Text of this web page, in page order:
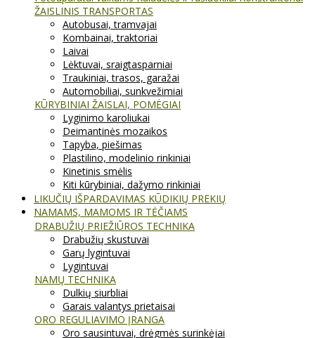
ŽAISLINIS TRANSPORTAS
Autobusai, tramvajai
Kombainai, traktoriai
Laivai
Lėktuvai, sraigtasparniai
Traukiniai, trasos, garažai
Automobiliai, sunkvežimiai
KŪRYBINIAI ŽAISLAI, POMĖGIAI
Lyginimo karoliukai
Deimantinės mozaikos
Tapyba, piešimas
Plastilino, modelinio rinkiniai
Kinetinis smėlis
Kiti kūrybiniai, dažymo rinkiniai
LIKUČIŲ IŠPARDAVIMAS KŪDIKIŲ PREKIŲ
NAMAMS, MAMOMS IR TĖČIAMS
DRABUŽIŲ PRIEŽIŪROS TECHNIKA
Drabužių skustuvai
Garų lygintuvai
Lygintuvai
NAMŲ TECHNIKA
Dulkių siurbliai
Garais valantys prietaisai
ORO REGULIAVIMO ĮRANGA
Oro sausintuvai, drėgmės surinkėjai